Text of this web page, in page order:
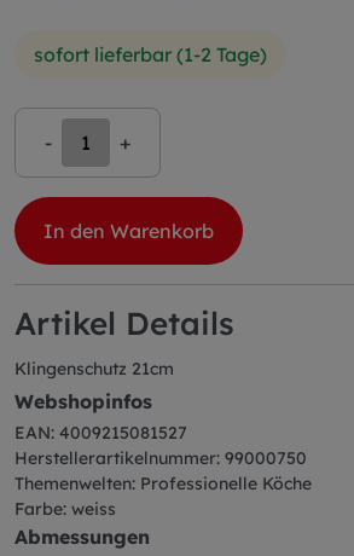
sofort lieferbar (1-2 Tage)
- +
In den Warenkorb
Artikel Details
Klingenschutz 21cm
Webshopinfos
EAN: 4009215081527
Herstellerartikelnummer: 99000750
Themenwelten: Professionelle Köche
Farbe: weiss
Abmessungen